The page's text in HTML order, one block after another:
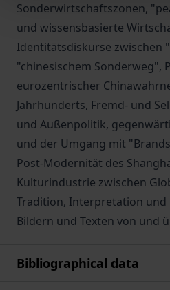
Sonderwirtschaftszonen,
und wissensbasierte
Identitätsdiskurse zwischen
"chinesischem Sonderweg",
eurozentrischer
Jahrhunderts, Fremd- und
und Außenpolitik,
und der Umgang mit
Post-Modernität des
Kulturindustrie zwischen
Tradition, Interpretation und
Bildern und Texten von und
Bibliographical data